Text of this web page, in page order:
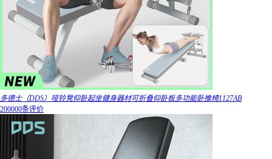
多德士（DDS）哑铃凳仰卧起坐健身器材可折叠仰卧板多功能卧推椅1127AB
200000条评价